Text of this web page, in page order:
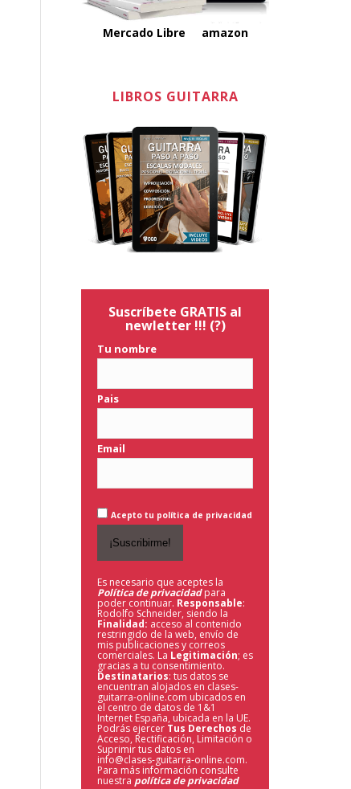
Mercado Libre amazon
LIBROS GUITARRA
Suscríbete GRATIS al
newletter !!! (?)
Tu nombre
Pais
Email
Acepto tu política de privacidad
Es necesario que aceptes la
Política de privacidad para
poder continuar. Responsable:
Rodolfo Schneider, siendo la
Finalidad: acceso al contenido
restringido de la web, envío de
mis publicaciones y correos
comerciales. La Legitimación; es
gracias a tu consentimiento.
Destinatarios: tus datos se
encuentran alojados en clases-
guitarra-online.com ubicados en
el centro de datos de 1&1
Internet España, ubicada en la UE.
Podrás ejercer Tus Derechos de
Acceso, Rectificación, Limitación o
Suprimir tus datos en
info@clases-guitarra-online.com.
Para más información consulte
nuestra política de privacidad